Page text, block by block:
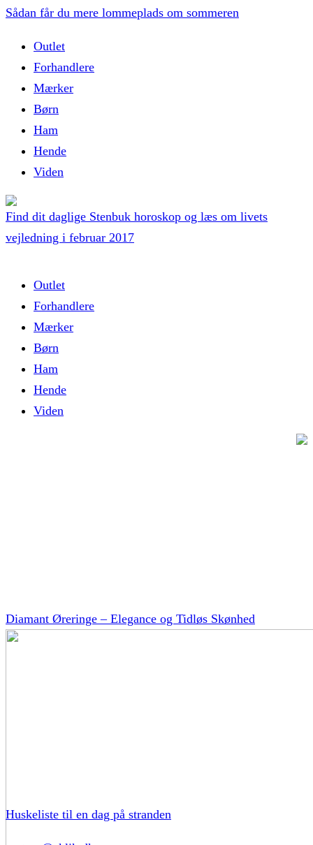
Sådan får du mere lommeplads om sommeren
Outlet
Forhandlere
Mærker
Børn
Ham
Hende
Viden
Find dit daglige Stenbuk horoskop og læs om livets
vejledning i februar 2017
Outlet
Forhandlere
Mærker
Børn
Ham
Hende
Viden
Diamant Øreringe – Elegance og Tidløs Skønhed
Huskeliste til en dag på stranden